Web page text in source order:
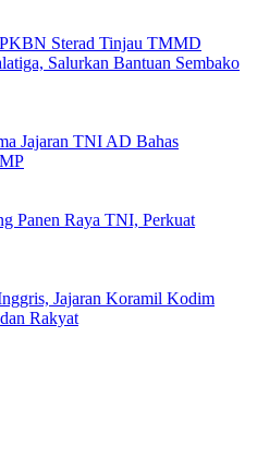
Sterad Tinjau TMMD
Salurkan Bantuan Sembako
Jajaran TNI AD Bahas
Panen Raya TNI, Perkuat
Jajaran Koramil Kodim
Rakyat